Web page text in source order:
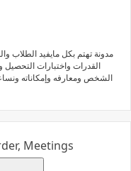
مدونة تهتم بكل مايفيد الطلاب
القدرات واختبارات
الشخص ومعارفه وإمكاناته
Meetings